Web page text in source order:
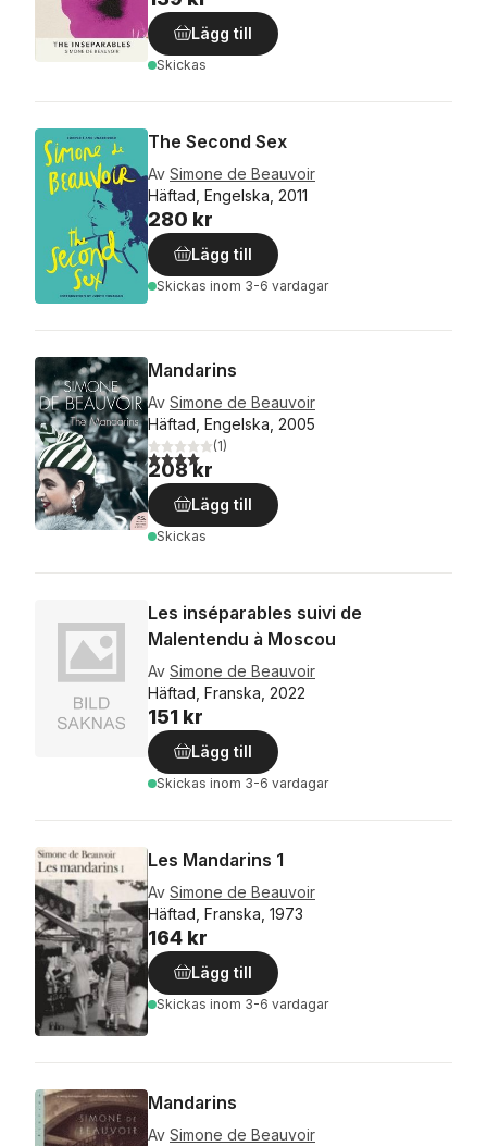
Lägg till
Skickas
The Second Sex
Av Simone de Beauvoir
Häftad, Engelska, 2011
280 kr
Lägg till
Skickas inom 3-6 vardagar
Mandarins
Av Simone de Beauvoir
Häftad, Engelska, 2005
4,0utav 5 stjärnor. Totalt antal röster:
(1)
208 kr
Lägg till
Skickas
Les inséparables suivi de
Malentendu à Moscou
Av Simone de Beauvoir
Häftad, Franska, 2022
151 kr
Lägg till
Skickas inom 3-6 vardagar
Les Mandarins 1
Av Simone de Beauvoir
Häftad, Franska, 1973
164 kr
Lägg till
Skickas inom 3-6 vardagar
Mandarins
Av Simone de Beauvoir